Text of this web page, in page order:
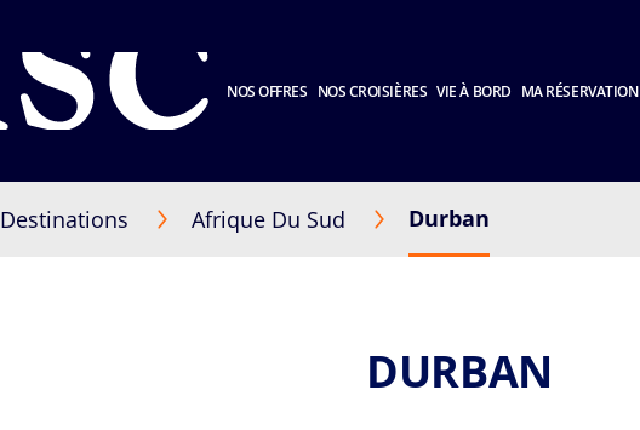
NOS OFFRES NOS CROISIÈRES VIE À BORD MA RÉSERVATION
Destinations Afrique Du Sud Durban
DURBAN